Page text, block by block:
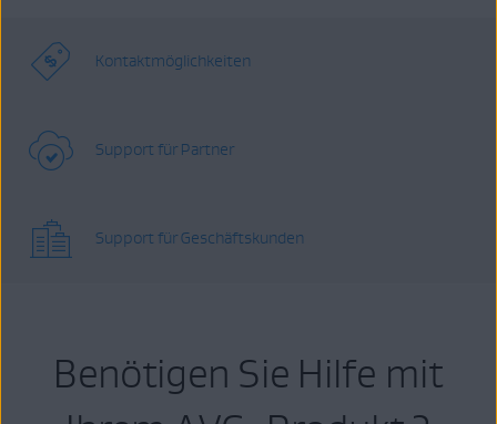
Kontaktmöglichkeiten
Support für Partner
Support für Geschäftskunden
Benötigen Sie Hilfe mit